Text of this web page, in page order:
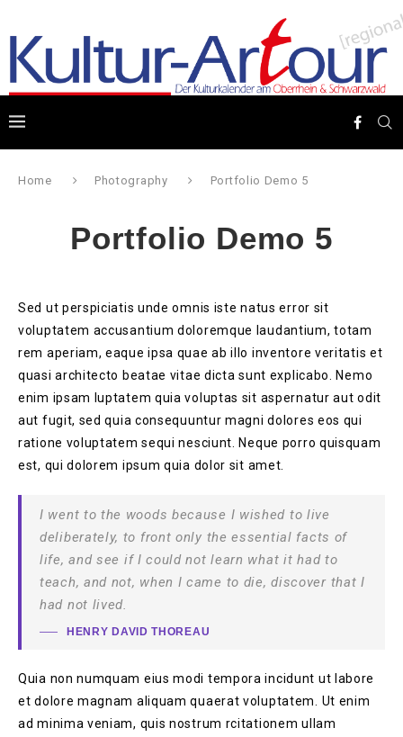
Home Photography Portfolio Demo 5
Portfolio Demo 5
Sed ut perspiciatis unde omnis iste natus error sit
voluptatem accusantium doloremque laudantium, totam
rem aperiam, eaque ipsa quae ab illo inventore veritatis et
quasi architecto beatae vitae dicta sunt explicabo. Nemo
enim ipsam luptatem quia voluptas sit aspernatur aut odit
aut fugit, sed quia consequuntur magni dolores eos qui
ratione voluptatem sequi nesciunt. Neque porro quisquam
est, qui dolorem ipsum quia dolor sit amet.
I went to the woods because I wished to live
deliberately, to front only the essential facts of
life, and see if I could not learn what it had to
teach, and not, when I came to die, discover that I
had not lived.
HENRY DAVID THOREAU
Quia non numquam eius modi tempora incidunt ut labore
et dolore magnam aliquam quaerat voluptatem. Ut enim
ad minima veniam, quis nostrum rcitationem ullam